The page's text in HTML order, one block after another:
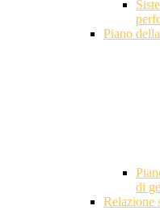
Piano
di
Relazione